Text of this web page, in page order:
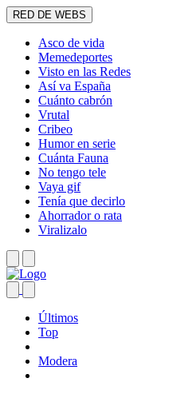
RED DE WEBS
Asco de vida
Memedeportes
Visto en las Redes
Así va España
Cuánto cabrón
Vrutal
Cribeo
Humor en serie
Cuánta Fauna
No tengo tele
Vaya gif
Tenía que decirlo
Ahorrador o rata
Viralizalo
Últimos
Top
Modera